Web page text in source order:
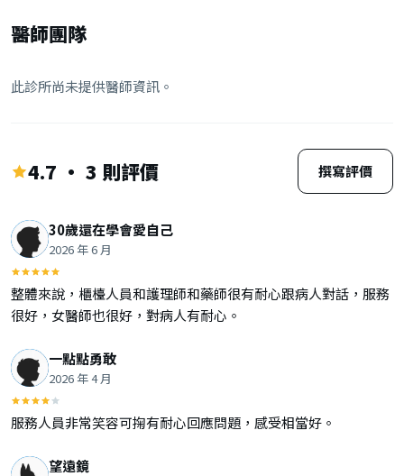
醫師團隊
此診所尚未提供醫師資訊。
4.7 · 3 則評價 撰寫評價
30歲還在學會愛自己
2026 年 6 月
整體來說，櫃檯人員和護理師和藥師很有耐心跟病人對話，服務
很好，女醫師也很好，對病人有耐心。
一點點勇敢
2026 年 4 月
服務人員非常笑容可掬有耐心回應問題，感受相當好。
望遠鏡